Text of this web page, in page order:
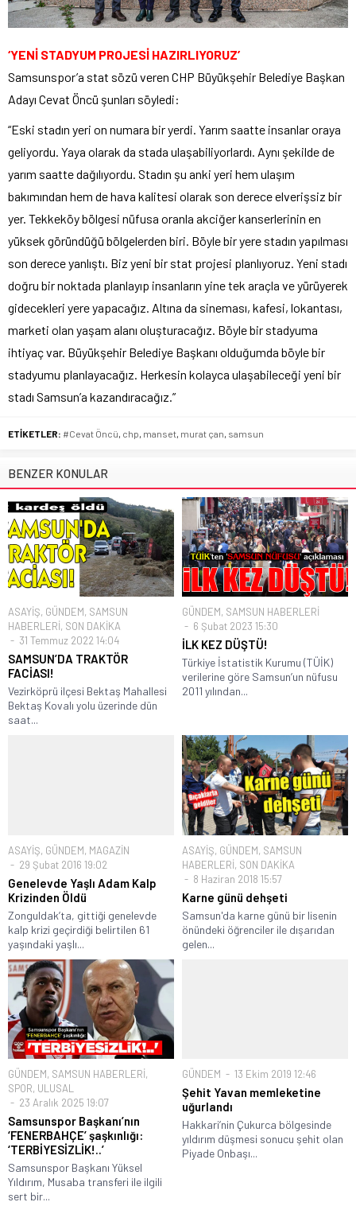
‘YENİ STADYUM PROJESİ HAZIRLIYORUZ’
Samsunspor’a stat sözü veren CHP Büyükşehir Belediye Başkan
Adayı Cevat Öncü şunları söyledi:
“Eski stadın yeri on numara bir yerdi. Yarım saatte insanlar oraya
geliyordu. Yaya olarak da stada ulaşabiliyorlardı. Aynı şekilde de
yarım saatte dağılıyordu. Stadın şu anki yeri hem ulaşım
bakımından hem de hava kalitesi olarak son derece elverişsiz bir
yer. Tekkeköy bölgesi nüfusa oranla akciğer kanserlerinin en
yüksek göründüğü bölgelerden biri. Böyle bir yere stadın yapılması
son derece yanlıştı. Biz yeni bir stat projesi planlıyoruz. Yeni stadı
doğru bir noktada planlayıp insanların yine tek araçla ve yürüyerek
gidecekleri yere yapacağız. Altına da sineması, kafesi, lokantası,
marketi olan yaşam alanı oluşturacağız. Böyle bir stadyuma
ihtiyaç var. Büyükşehir Belediye Başkanı olduğumda böyle bir
stadyumu planlayacağız. Herkesin kolayca ulaşabileceği yeni bir
stadı Samsun’a kazandıracağız.”
ETİKETLER: #Cevat Öncü, chp, manset, murat çan, samsun
BENZER KONULAR
ASAYİŞ, GÜNDEM, SAMSUN
HABERLERİ, SON DAKİKA
31 Temmuz 2022 14:04
SAMSUN’DA TRAKTÖR
FACİASI!
Vezirköprü ilçesi Bektaş Mahallesi
Bektaş Kovalı yolu üzerinde dün
saat...
GÜNDEM, SAMSUN HABERLERİ
6 Şubat 2023 15:30
İLK KEZ DÜŞTÜ!
Türkiye İstatistik Kurumu (TÜİK)
verilerine göre Samsun’un nüfusu
2011 yılından...
ASAYİŞ, GÜNDEM, MAGAZİN
29 Şubat 2016 19:02
Genelevde Yaşlı Adam Kalp
Krizinden Öldü
Zonguldak’ta, gittiği genelevde
kalp krizi geçirdiği belirtilen 61
yaşındaki yaşlı...
ASAYİŞ, GÜNDEM, SAMSUN
HABERLERİ, SON DAKİKA
8 Haziran 2018 15:57
Karne günü dehşeti
Samsun'da karne günü bir lisenin
önündeki öğrenciler ile dışarıdan
gelen...
GÜNDEM, SAMSUN HABERLERİ,
SPOR, ULUSAL
23 Aralık 2025 19:07
Samsunspor Başkanı’nın
‘FENERBAHÇE’ şaşkınlığı:
‘TERBİYESİZLİK!..’
Samsunspor Başkanı Yüksel
Yıldırım, Musaba transferi ile ilgili
sert bir...
GÜNDEM 13 Ekim 2019 12:46
Şehit Yavan memleketine
uğurlandı
Hakkari’nin Çukurca bölgesinde
yıldırım düşmesi sonucu şehit olan
Piyade Onbaşı...